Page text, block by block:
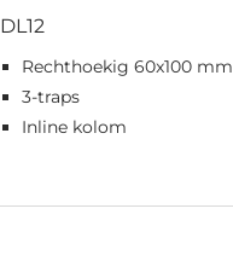
DL12
Rechthoekig 60x100 mm
3-traps
Inline kolom